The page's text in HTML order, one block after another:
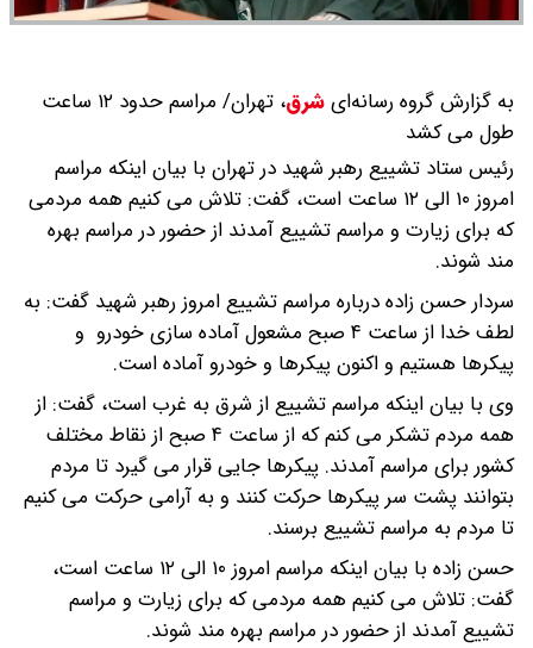
به گزارش گروه رسانه‌ایشرق،
تهران/ مراسم حدود ۱۲ ساعت
طول می کشد
رئیس ستاد تشییع رهبر شهید در تهران با بیان اینکه مراسم
امروز ۱۰ الی ۱۲ ساعت است، گفت: تلاش می کنیم همه مردمی
که برای زیارت و مراسم تشییع آمدند از حضور در مراسم بهره
مند شوند.
سردار حسن زاده درباره مراسم تشییع امروز رهبر شهید گفت: به
لطف خدا از ساعت ۴ صبح مشعول آماده سازی خودرو و
پیکرها هستیم و اکنون پیکرها و خودرو آماده است.
وی با بیان اینکه مراسم تشییع از شرق به غرب است، گفت: از
همه مردم تشکر می کنم که از ساعت ۴ صبح از نقاط مختلف
کشور برای مراسم آمدند. پیکرها جایی قرار می گیرد تا مردم
بتوانند پشت سر پیکرها حرکت کنند و به آرامی حرکت می کنیم
تا مردم به مراسم تشییع برسند.
حسن زاده با بیان اینکه مراسم امروز ۱۰ الی ۱۲ ساعت است،
گفت: تلاش می کنیم همه مردمی که برای زیارت و مراسم
تشییع آمدند از حضور در مراسم بهره مند شوند.